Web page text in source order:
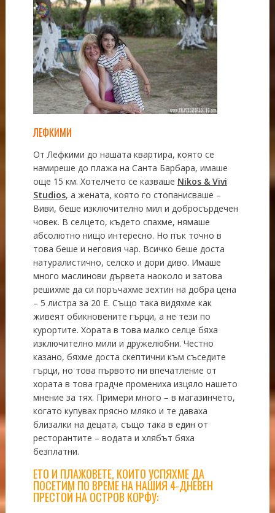
ЛЕФКИМИ
От Лефкими до нашата квартира, която се
намиреше до плажа на Санта Барбара, имаше
още 15 км. Хотелчето се казваше Nikos & Vivi
Studios, а жената, която го стопанисваше –
Виви, беше изключително мил и добросърдечен
човек. В селцето, където спахме, нямаше
абсолютно нищо интересно. Но пък точно в
това беше и неговия чар. Всичко беше доста
натуралистично, селско и дори диво. Имаше
много маслинови дървета наоколо и затова
решихме да си поръчахме зехтин на добра цена
– 5 листра за 20 Е. Също така видяхме как
живеят обикновените гърци, а не тези по
курортите. Хората в това малко селце бяха
изключително мили и дружелюбни. Честно
казано, бяхме доста скептични към съседите
гърци, но това първото ни впечатление от
хората в това градче промениха изцяло нашето
мнение за тях. Примери много – в магазинчето,
когато купувах прясно мляко и те даваха
близалки на децата, също така в един от
ресторантите – водата и хлябът бяха
безплатни.
ЕТО И ПЛАЖОВЕТЕ, КОИТО УСПЯХМЕ ДА
ПОСЕТИМ ПО ВРЕМЕ НА НАШИЯ 4-ДНЕВЕН
ПРЕСТОЙ НА ОСТРОВ КОРФУ: